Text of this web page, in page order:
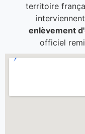
territoire
enlèvement
officiel